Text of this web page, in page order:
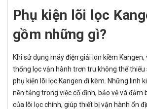
Phụ kiện lõi lọc
gồm những gì?
Khi sử dụng máy điện giải ion kiềm Kangen,
thống lọc vận hành trơn tru không thể
phụ kiện lõi lọc Kangen đi kèm. Những linh
nền tảng trong việc cố định, bảo vệ và đảm
của lõi lọc chính, giúp thiết bị vận hành ổn